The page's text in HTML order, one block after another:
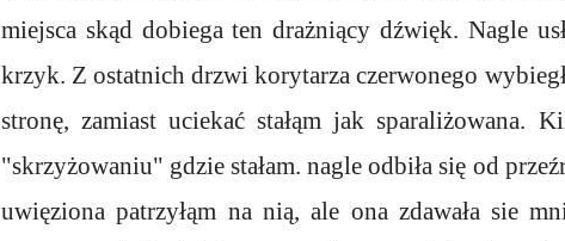
miejsca skąd dobiega ten drażniący dźwięk. Nagle
krzyk. Z ostatnich drzwi korytarza czerwonego
stronę, zamiast uciekać stałąm jak sparaliżowana.
"skrzyżowaniu" gdzie stałam. nagle odbiła się od
uwięziona patrzyłąm na nią, ale ona zdawała sie